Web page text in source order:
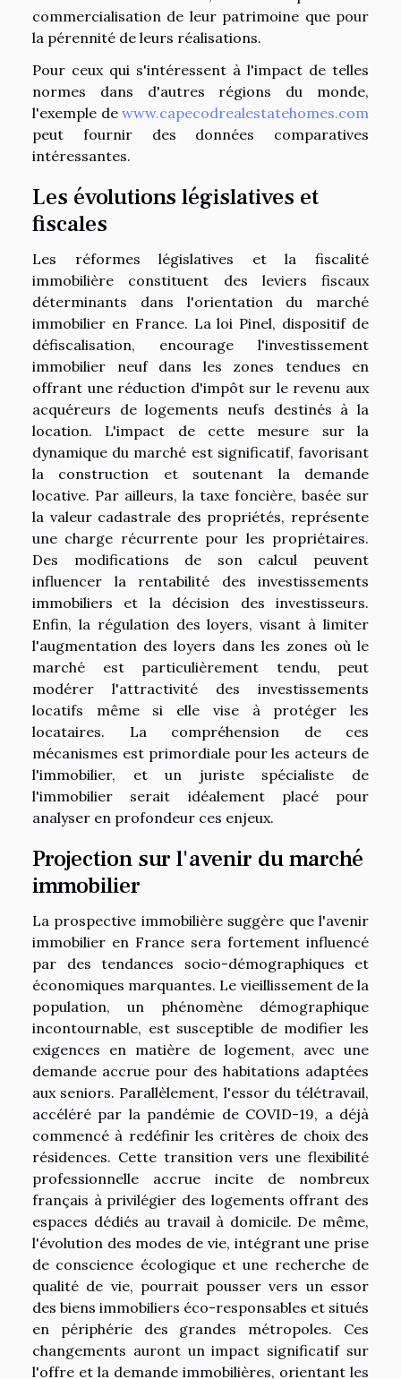
commercialisation de leur patrimoine que pour
la pérennité de leurs réalisations.
Pour ceux qui s'intéressent à l'impact de telles
normes dans d'autres régions du monde,
l'exemple de www.capecodrealestatehomes.com
peut fournir des données comparatives
intéressantes.
Les évolutions législatives et
fiscales
Les réformes législatives et la fiscalité
immobilière constituent des leviers fiscaux
déterminants dans l'orientation du marché
immobilier en France. La loi Pinel, dispositif de
défiscalisation, encourage l'investissement
immobilier neuf dans les zones tendues en
offrant une réduction d'impôt sur le revenu aux
acquéreurs de logements neufs destinés à la
location. L'impact de cette mesure sur la
dynamique du marché est significatif, favorisant
la construction et soutenant la demande
locative. Par ailleurs, la taxe foncière, basée sur
la valeur cadastrale des propriétés, représente
une charge récurrente pour les propriétaires.
Des modifications de son calcul peuvent
influencer la rentabilité des investissements
immobiliers et la décision des investisseurs.
Enfin, la régulation des loyers, visant à limiter
l'augmentation des loyers dans les zones où le
marché est particulièrement tendu, peut
modérer l'attractivité des investissements
locatifs même si elle vise à protéger les
locataires. La compréhension de ces
mécanismes est primordiale pour les acteurs de
l'immobilier, et un juriste spécialiste de
l'immobilier serait idéalement placé pour
analyser en profondeur ces enjeux.
Projection sur l'avenir du marché
immobilier
La prospective immobilière suggère que l'avenir
immobilier en France sera fortement influencé
par des tendances socio-démographiques et
économiques marquantes. Le vieillissement de la
population, un phénomène démographique
incontournable, est susceptible de modifier les
exigences en matière de logement, avec une
demande accrue pour des habitations adaptées
aux seniors. Parallèlement, l'essor du télétravail,
accéléré par la pandémie de COVID-19, a déjà
commencé à redéfinir les critères de choix des
résidences. Cette transition vers une flexibilité
professionnelle accrue incite de nombreux
français à privilégier des logements offrant des
espaces dédiés au travail à domicile. De même,
l'évolution des modes de vie, intégrant une prise
de conscience écologique et une recherche de
qualité de vie, pourrait pousser vers un essor
des biens immobiliers éco-responsables et situés
en périphérie des grandes métropoles. Ces
changements auront un impact significatif sur
l'offre et la demande immobilières, orientant les